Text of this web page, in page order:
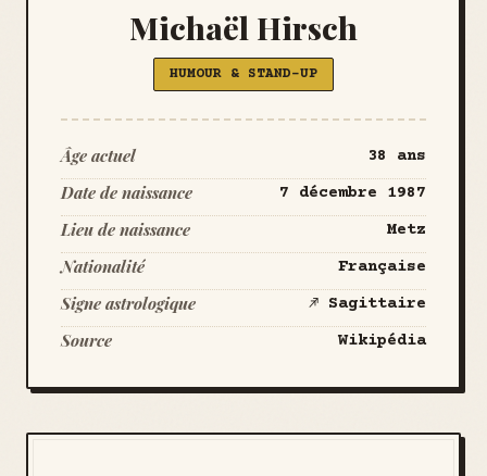
Michaël Hirsch
HUMOUR & STAND-UP
Âge actuel 38 ans
Date de naissance 7 décembre 1987
Lieu de naissance Metz
Nationalité Française
Signe astrologique ♐ Sagittaire
Source Wikipédia